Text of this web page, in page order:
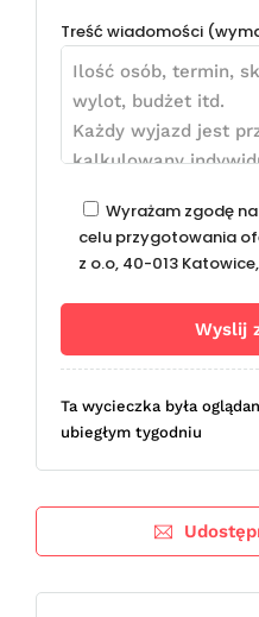
Treść wiadomości
Wyrażam zgodę
celu przygotowania
z o.o, 40-013
Ta wycieczka była
ubiegłym tygodniu